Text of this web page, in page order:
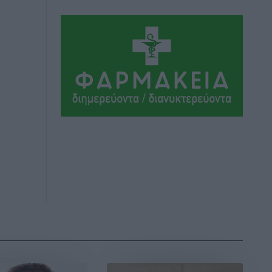
Πρωταθλήματος Κ20 στα σωματεία
πριν 7 ώρες
Ευρωπαϊκό Πρωτάθλημα Στίβου: Πότε
αγωνίζονται η Μαγκούλια, η
Σπανουδάκη και ο Κριτούλης
Διαγόρας: Ανανέωσε ο Μιχάλης